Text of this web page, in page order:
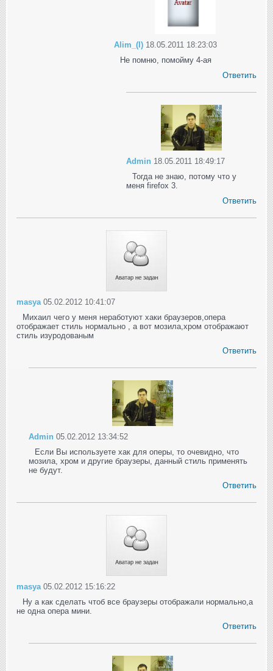
Alim_(I) 18.05.2011 18:23:03
Не помню, помойму 4-ая
Ответить
Admin 18.05.2011 18:49:17
Тогда не знаю, потому что у
меня firefox 3.
Ответить
masya 05.02.2012 10:41:07
Михаил чего у меня неработуют хаки браузеров,опера
отображает стиль нормально , а вот мозила,хром отображают
стиль изуродованым
Ответить
Admin 05.02.2012 13:34:52
Если Вы используете хак для оперы, то очевидно, что
мозила, хром и другие браузеры, данный стиль применять
не будут.
Ответить
masya 05.02.2012 15:16:22
Ну а как сделать чтоб все браузеры отображали нормально,а
не одна опера мини.
Ответить